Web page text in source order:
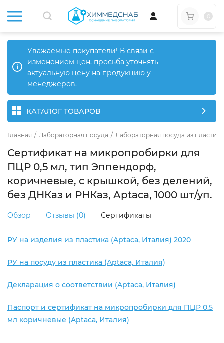
Уважаемые покупатели! В связи с
изменением цен, просьба уточнять
актуальную цену на продукцию у
менеджеров.
КАТАЛОГ ТОВАРОВ
Главная / Лабораторная посуда / Лабораторная посуда из пластика
Сертификат на микропробирки для
ПЦР 0,5 мл, тип Эппендорф,
коричневые, с крышкой, без делений,
без ДНКаз и РНКаз, Aptaca, 1000 шт/уп.
Обзор Отзывы (0) Сертификаты
РУ на изделия из пластика (Aptaca, Италия) 2020
РУ на посуду из пластика (Aptaca, Италия)
Декларация о соответствии (Aptaca, Италия)
Паспорт и сертификат на микропробирки для ПЦР 0.5
мл коричневые (Aptaca, Италия)